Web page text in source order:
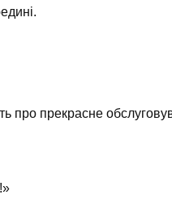
про прекрасне